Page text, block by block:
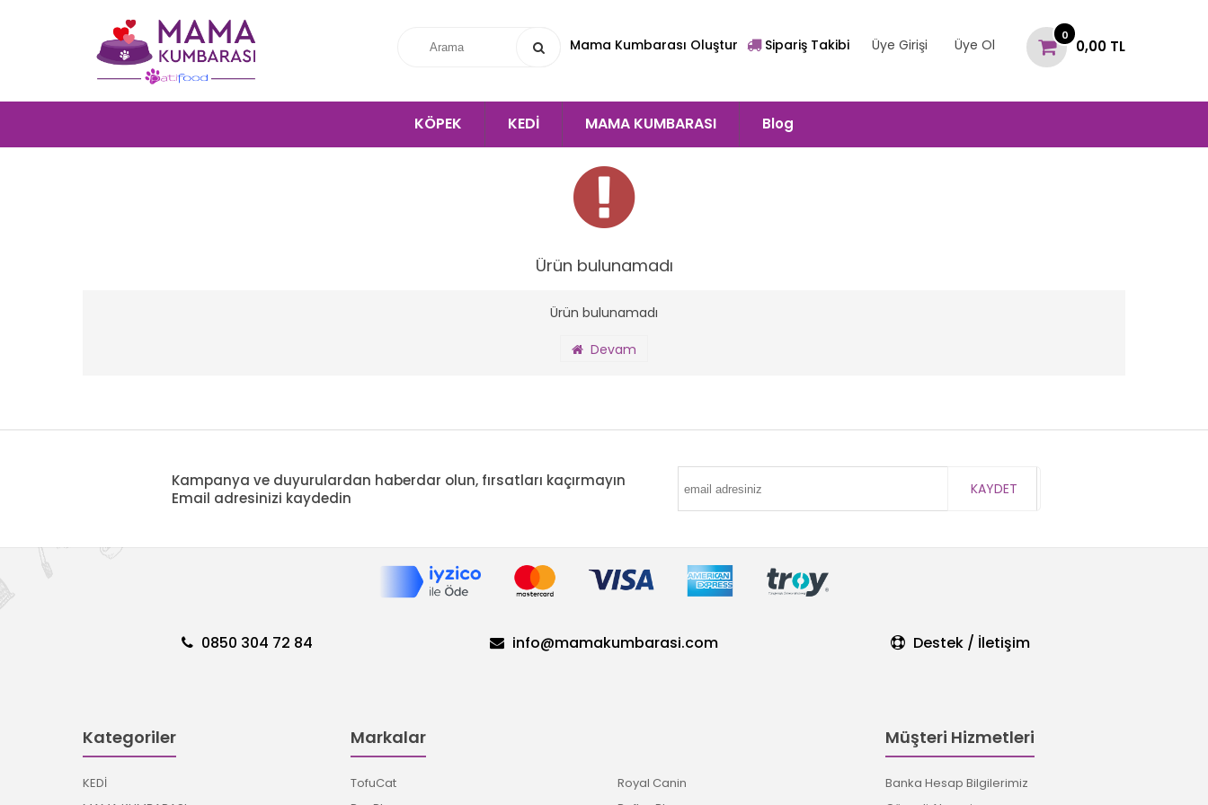
0
0,00 TL
Üye Girişi Üye Ol
Sipariş Takibi
Mama Kumbarası Oluştur
KÖPEK KEDİ MAMA KUMBARASI Blog
Ürün bulunamadı
Ürün bulunamadı
Devam
Kampanya ve duyurulardan haberdar olun, fırsatları kaçırmayın
Email adresinizi kaydedin
KAYDET
0850 304 72 84 info@mamakumbarasi.com Destek / İletişim
Kategoriler
KEDİ
Markalar
TofuCat
Royal Canin
Müşteri Hizmetleri
Banka Hesap Bilgilerimiz